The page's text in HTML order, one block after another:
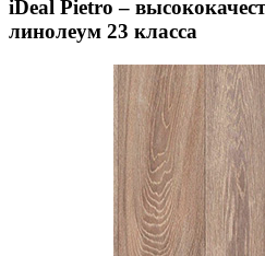
iDeal Pietro –
линолеум 23 класса